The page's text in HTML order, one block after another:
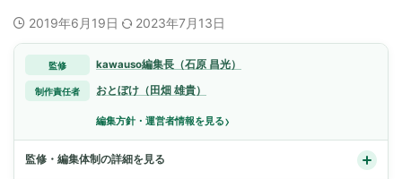
2019年6月19日 2023年7月13日
監修 kawauso編集長（石原 昌光）
制作責任者 おとぼけ（田畑 雄貴）
編集方針・運営者情報を見る›
監修・編集体制の詳細を見る